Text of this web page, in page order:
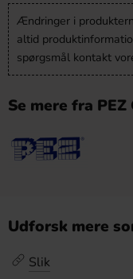
Ændringer i
altid
spørgsmål kontakt
Se mere fra PEZ
Udforsk mere
Slik